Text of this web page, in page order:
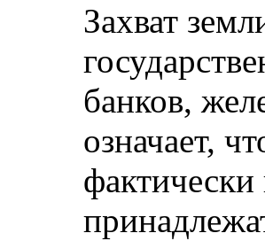
Захват
банков,
означает,
фактически